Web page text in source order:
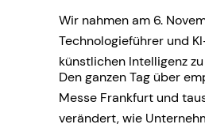
Wir nahmen am 6.
Technologieführer und
künstlichen Intelligenz
Den ganzen Tag über
Messe Frankfurt und
verändert, wie